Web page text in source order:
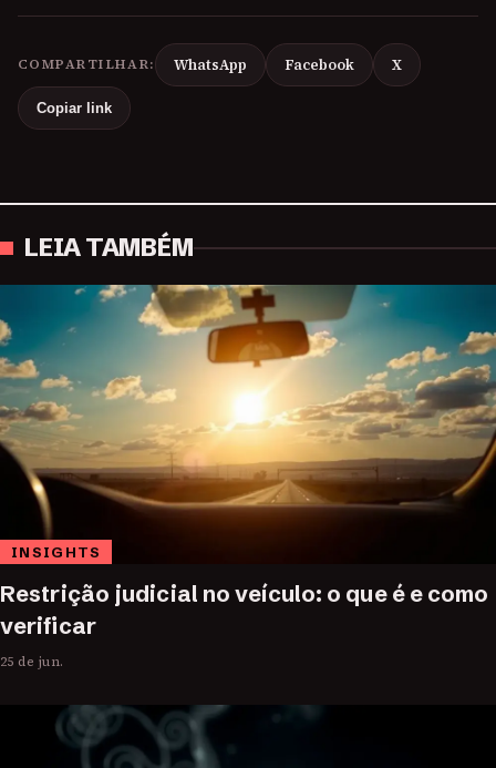
COMPARTILHAR: WhatsApp Facebook X
Copiar link
LEIA TAMBÉM
INSIGHTS
Restrição judicial no veículo: o que é e como
verificar
25 de jun.